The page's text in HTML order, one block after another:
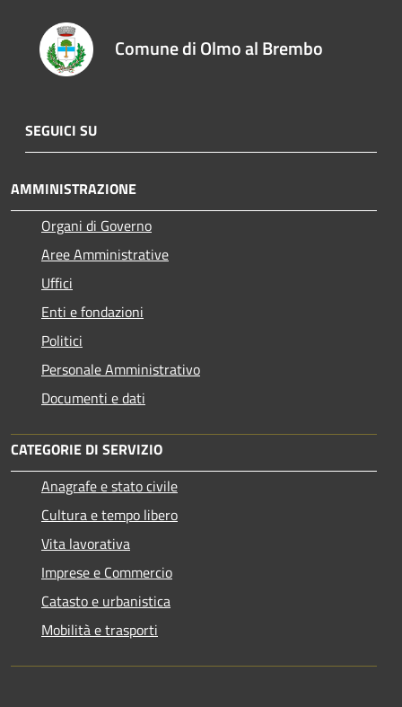
Comune di Olmo al Brembo
SEGUICI SU
AMMINISTRAZIONE
Organi di Governo
Aree Amministrative
Uffici
Enti e fondazioni
Politici
Personale Amministrativo
Documenti e dati
CATEGORIE DI SERVIZIO
Anagrafe e stato civile
Cultura e tempo libero
Vita lavorativa
Imprese e Commercio
Catasto e urbanistica
Mobilità e trasporti